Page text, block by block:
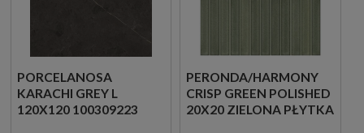
PORCELANOSA
KARACHI GREY L
120X120 100309223
PERONDA/HARMONY
CRISP GREEN POLISHED
20X20 ZIELONA PŁYTKA